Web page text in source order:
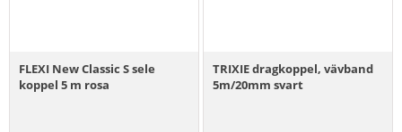
FLEXI New Classic S sele
koppel 5 m rosa
TRIXIE dragkoppel, vävband
5m/20mm svart